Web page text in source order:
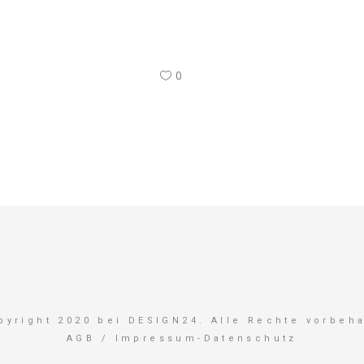
0
2020 bei DESIGN24. Alle Rechte
AGB
/ Impressum-Datenschutz